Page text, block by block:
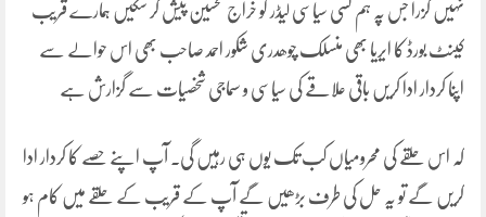
نہیں گزرا جس پہ ہم کسی سیاسی لیڈر کو خراج تحسین پیش کر سکیں ہمارے قریب
کینٹ بورڈ کا ایریا بھی منسلک چوھدری شکور احمد صاحب بھی اس حوالے سے
اپنا کردار ادا کریں باقی علاقے کی سیاسی و سماجی شخصیات سے گزارش ہے
کہ اس حلقے کی محرومیاں کب تک یوں ہی رہیں گی۔ آپ اپنے حصے کا کردار ادا
کریں گے تو یہ حل کی طرف بڑھیں گے آپ کے قریب کے حلقے میں کام ہو